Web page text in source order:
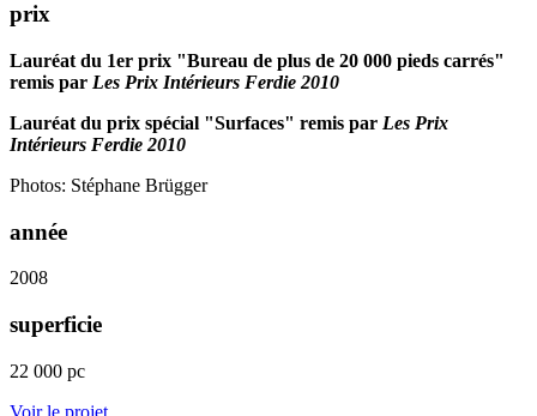
prix
Lauréat du 1er prix "Bureau de plus de 20 000 pieds carrés"
remis par Les Prix Intérieurs Ferdie 2010
Lauréat du prix spécial "Surfaces" remis par Les Prix
Intérieurs Ferdie 2010
Photos: Stéphane Brügger
année
2008
superficie
22 000 pc
Voir le projet